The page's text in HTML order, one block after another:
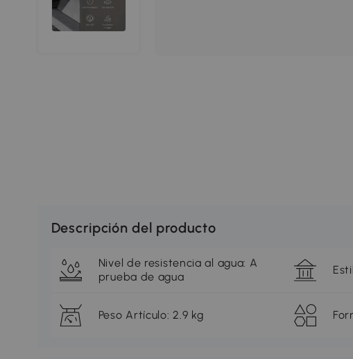
Descripción del producto
Nivel de resistencia al agua: A
prueba de agua
Peso Artículo: 2.9 kg